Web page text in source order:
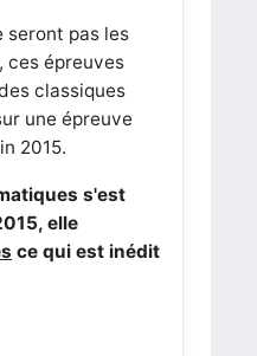
seront pas les
ces épreuves
classiques
une épreuve
2015.
s'est
elle
ce qui est inédit